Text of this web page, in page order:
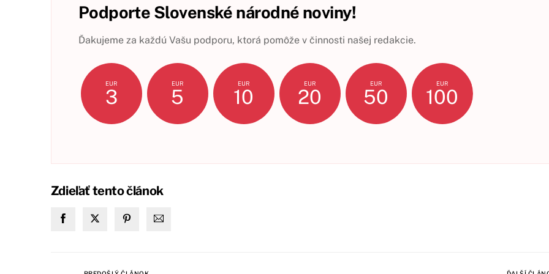
Podporte Slovenské národné noviny!
Ďakujeme za každú Vašu podporu, ktorá pomôže v činnosti našej redakcie.
EUR
3
EUR
5
EUR
10
EUR
20
EUR
50
EUR
100
Zdieľať tento článok